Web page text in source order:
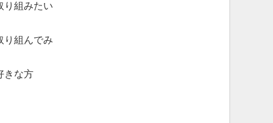
り組みたい
り組んでみ
きな方